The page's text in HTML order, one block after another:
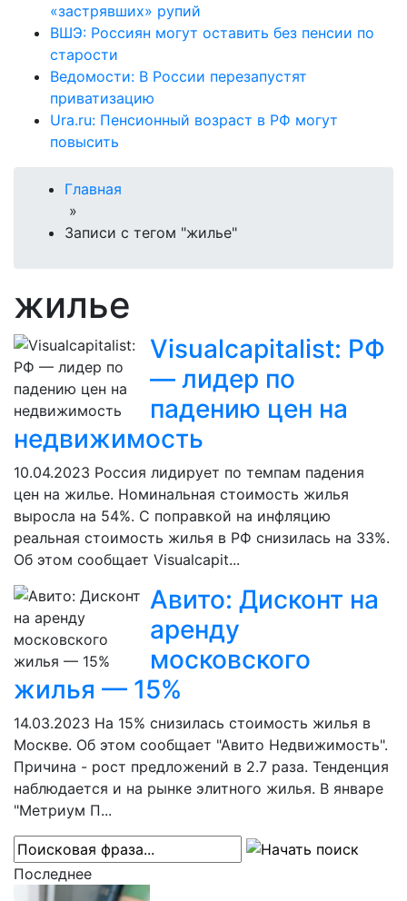
«застрявших» рупий
ВШЭ: Россиян могут оставить без пенсии по
старости
Ведомости: В России перезапустят
приватизацию
Ura.ru: Пенсионный возраст в РФ могут
повысить
Главная
»
Записи с тегом "жилье"
жилье
Visualcapitalist: РФ
— лидер по
падению цен на
недвижимость
10.04.2023 Россия лидирует по темпам падения
цен на жилье. Номинальная стоимость жилья
выросла на 54%. С поправкой на инфляцию
реальная стоимость жилья в РФ снизилась на 33%.
Об этом сообщает Visualcapit...
Авито: Дисконт на
аренду
московского
жилья — 15%
14.03.2023 На 15% снизилась стоимость жилья в
Москве. Об этом сообщает "Авито Недвижимость".
Причина - рост предложений в 2.7 раза. Тенденция
наблюдается и на рынке элитного жилья. В январе
"Метриум П...
Последнее